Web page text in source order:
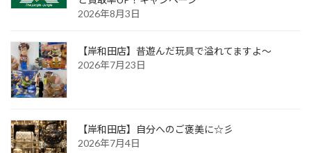
2026年8月3日
【岸和田店】昔遊んだ玩具で溢れてますよ～
2026年7月23日
【岸和田店】自分へのご褒美に☆彡
2026年7月4日